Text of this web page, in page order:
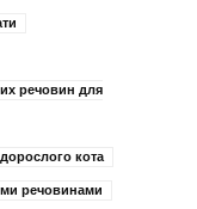
речовин для
кота
речовинами